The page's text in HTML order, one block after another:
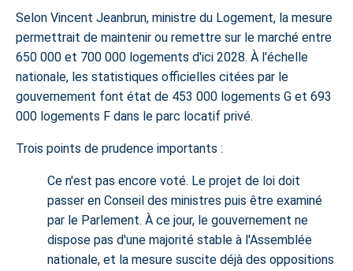
Selon Vincent Jeanbrun, ministre du Logement, la mesure
permettrait de maintenir ou remettre sur le marché entre
650 000 et 700 000 logements d'ici 2028. À l'échelle
nationale, les statistiques officielles citées par le
gouvernement font état de 453 000 logements G et 693
000 logements F dans le parc locatif privé.
Trois points de prudence importants :
Ce n'est pas encore voté. Le projet de loi doit
passer en Conseil des ministres puis être examiné
par le Parlement. À ce jour, le gouvernement ne
dispose pas d'une majorité stable à l'Assemblée
nationale, et la mesure suscite déjà des oppositions